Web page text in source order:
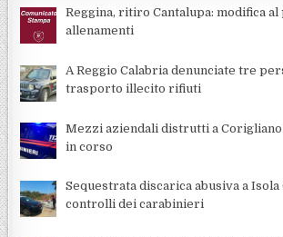
Reggina, ritiro Cantalupa: modifica
allenamenti
A Reggio Calabria denunciate tre
trasporto illecito rifiuti
Mezzi aziendali distrutti a Corigliano
in corso
Sequestrata discarica abusiva a Isola
controlli dei carabinieri